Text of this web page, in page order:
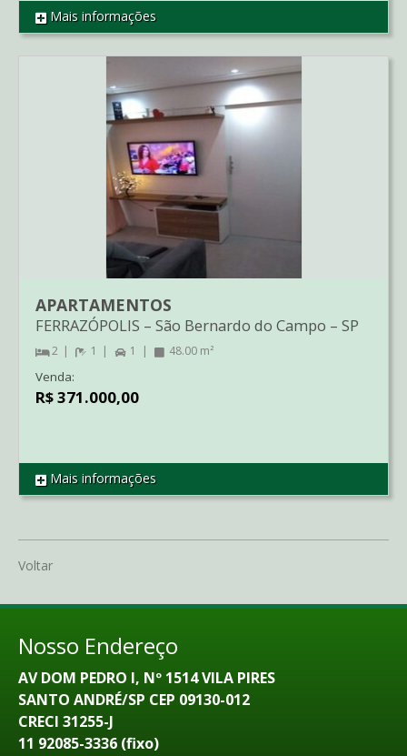
REF AP04722
Mais informações
REF AP4341
APARTAMENTOS
FERRAZÓPOLIS – São Bernardo do Campo – SP
2 1 1 48.00 m²
Venda:
R$ 371.000,00
Mais informações
Voltar
Nosso Endereço
AV DOM PEDRO I, Nº 1514 VILA PIRES
SANTO ANDRÉ/SP CEP 09130-012
CRECI 31255-J
11 92085-3336 (fixo)